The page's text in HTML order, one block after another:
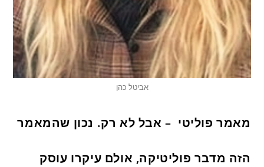
אביטל כהן
מאמר פוליטי – אבל לא רק. נכון שהמאמר
הזה מדבר פוליטיקה, אולם עיקרו עוסק